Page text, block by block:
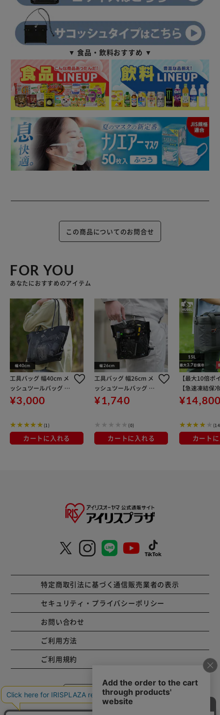
▼ 食品・飲料おすすめ ▼
この商品についてのお問合せ
FOR YOU
あなたにおすすめのアイテム
工具バッグ 幅40cm メ
ッシュツールバッグ TL
B-M4032 ブラック
¥3,000
(1)
カートに入れる
工具バッグ 幅26cm メ
ッシュツールバッグ TL
B-M2622 ブラック
¥1,740
(0)
カートに入れる
【最大10倍ポ
【急速凍結保
き】HUGEL ク
ボックス エア
15L AGSC-
ールグレー
カート
特定商取引法に基づく通信販売業者の表示
セキュリティ・プライバシーポリシー
お問い合わせ
ご利用方法
ご利用規約
コーポレートサイト